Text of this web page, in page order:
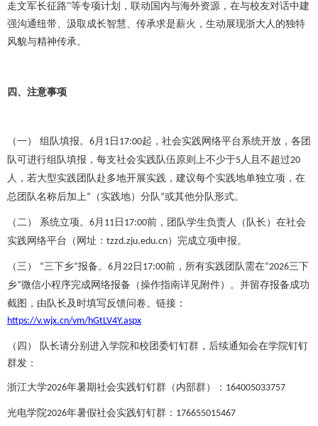
走文军长征路”等专项计划，联动国内与海外资源，在与校友对话中建
强沟通纽带、汲取成长智慧、传承求是薪火，生动展现浙大人的独特
风貌与精神传承。
四、注意事项
（一） 组队填报。 6月 1 日 17:00起，社会实践网络平台系统开放，各团
队可进行组队填报，每支社会实践队伍原则上不少于5人且不超过20
人，若大型实践团队赴多地开展实践，建议每个实践地单独立项，在
总团队名称后加上“ （实践地）分队”或其他分队形式。
（二） 系统立项。 6月 11 日 17:00前，团队学生负责人（队长）在社会
实践网络平台（网址： tzzd.zju.edu.cn）完成立项申报。
（三） “三下乡”报备。 6月 22 日 17:00前，所有实践团队需在“2026三下
乡”微信小程序完成网络报备（操作指南详见附件）。并留存报备成功
截图，由队长及时填写反馈问卷。链接：
https://v.wjx.cn/vm/hGtLV4Y.aspx
（四） 队长请分别进入学院和校团委钉钉群，后续通知会在学院钉钉
群发：
浙江大学2026年暑期社会实践钉钉群（内部群）： 164005033757
光电学院2026年暑假社会实践钉钉群： 176655015467